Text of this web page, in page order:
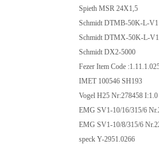
Spieth MSR 24X1,5
Schmidt DTMB-
Schmidt DTMX-50K-
Schmidt DX2-5000
Fezer Item Code
IMET 100546
Vogel H25
EMG SV1-10/16/315/
EMG SV1-10/8/315/
speck Y-2951.0266